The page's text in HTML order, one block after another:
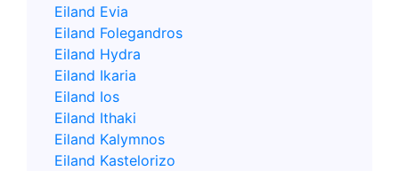
Eiland Evia
Eiland Folegandros
Eiland Hydra
Eiland Ikaria
Eiland Ios
Eiland Ithaki
Eiland Kalymnos
Eiland Kastelorizo